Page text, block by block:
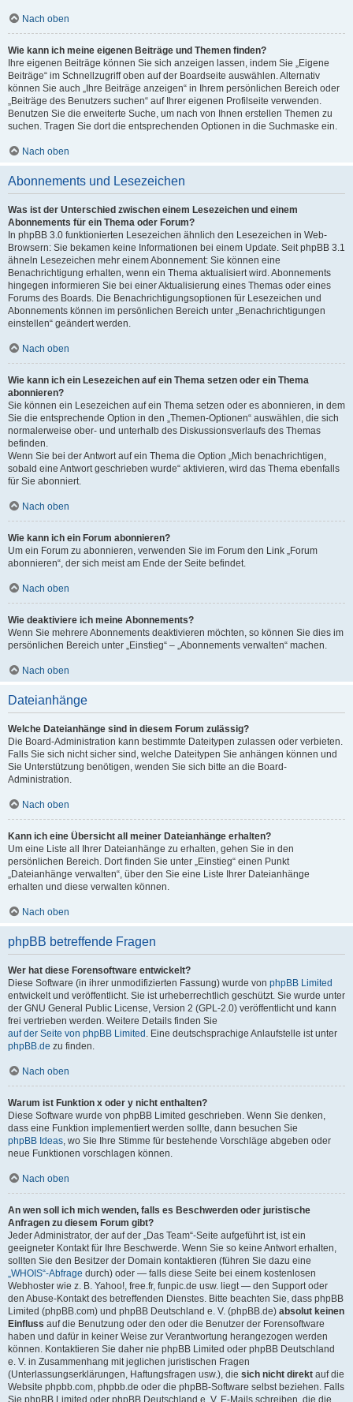
Nach oben
Wie kann ich meine eigenen Beiträge und Themen finden?
Ihre eigenen Beiträge können Sie sich anzeigen lassen, indem Sie „Eigene
Beiträge“ im Schnellzugriff oben auf der Boardseite auswählen. Alternativ
können Sie auch „Ihre Beiträge anzeigen“ in Ihrem persönlichen Bereich oder
„Beiträge des Benutzers suchen“ auf Ihrer eigenen Profilseite verwenden.
Benutzen Sie die erweiterte Suche, um nach von Ihnen erstellen Themen zu
suchen. Tragen Sie dort die entsprechenden Optionen in die Suchmaske ein.
Nach oben
Abonnements und Lesezeichen
Was ist der Unterschied zwischen einem Lesezeichen und einem
Abonnements für ein Thema oder Forum?
In phpBB 3.0 funktionierten Lesezeichen ähnlich den Lesezeichen in Web-
Browsern: Sie bekamen keine Informationen bei einem Update. Seit phpBB 3.1
ähneln Lesezeichen mehr einem Abonnement: Sie können eine
Benachrichtigung erhalten, wenn ein Thema aktualisiert wird. Abonnements
hingegen informieren Sie bei einer Aktualisierung eines Themas oder eines
Forums des Boards. Die Benachrichtigungsoptionen für Lesezeichen und
Abonnements können im persönlichen Bereich unter „Benachrichtigungen
einstellen“ geändert werden.
Nach oben
Wie kann ich ein Lesezeichen auf ein Thema setzen oder ein Thema
abonnieren?
Sie können ein Lesezeichen auf ein Thema setzen oder es abonnieren, in dem
Sie die entsprechende Option in den „Themen-Optionen“ auswählen, die sich
normalerweise ober- und unterhalb des Diskussionsverlaufs des Themas
befinden.
Wenn Sie bei der Antwort auf ein Thema die Option „Mich benachrichtigen,
sobald eine Antwort geschrieben wurde“ aktivieren, wird das Thema ebenfalls
für Sie abonniert.
Nach oben
Wie kann ich ein Forum abonnieren?
Um ein Forum zu abonnieren, verwenden Sie im Forum den Link „Forum
abonnieren“, der sich meist am Ende der Seite befindet.
Nach oben
Wie deaktiviere ich meine Abonnements?
Wenn Sie mehrere Abonnements deaktivieren möchten, so können Sie dies im
persönlichen Bereich unter „Einstieg“ – „Abonnements verwalten“ machen.
Nach oben
Dateianhänge
Welche Dateianhänge sind in diesem Forum zulässig?
Die Board-Administration kann bestimmte Dateitypen zulassen oder verbieten.
Falls Sie sich nicht sicher sind, welche Dateitypen Sie anhängen können und
Sie Unterstützung benötigen, wenden Sie sich bitte an die Board-
Administration.
Nach oben
Kann ich eine Übersicht all meiner Dateianhänge erhalten?
Um eine Liste all Ihrer Dateianhänge zu erhalten, gehen Sie in den
persönlichen Bereich. Dort finden Sie unter „Einstieg“ einen Punkt
„Dateianhänge verwalten“, über den Sie eine Liste Ihrer Dateianhänge
erhalten und diese verwalten können.
Nach oben
phpBB betreffende Fragen
Wer hat diese Forensoftware entwickelt?
Diese Software (in ihrer unmodifizierten Fassung) wurde von phpBB Limited
entwickelt und veröffentlicht. Sie ist urheberrechtlich geschützt. Sie wurde unter
der GNU General Public License, Version 2 (GPL-2.0) veröffentlicht und kann
frei vertrieben werden. Weitere Details finden Sie
auf der Seite von phpBB Limited . Eine deutschsprachige Anlaufstelle ist unter
phpBB.de zu finden.
Nach oben
Warum ist Funktion x oder y nicht enthalten?
Diese Software wurde von phpBB Limited geschrieben. Wenn Sie denken,
dass eine Funktion implementiert werden sollte, dann besuchen Sie
phpBB Ideas, wo Sie Ihre Stimme für bestehende Vorschläge abgeben oder
neue Funktionen vorschlagen können.
Nach oben
An wen soll ich mich wenden, falls es Beschwerden oder juristische
Anfragen zu diesem Forum gibt?
Jeder Administrator, der auf der „Das Team“-Seite aufgeführt ist, ist ein
geeigneter Kontakt für Ihre Beschwerde. Wenn Sie so keine Antwort erhalten,
sollten Sie den Besitzer der Domain kontaktieren (führen Sie dazu eine
„WHOIS“-Abfrage durch) oder — falls diese Seite bei einem kostenlosen
Webhoster wie z. B. Yahoo!, free.fr, funpic.de usw. liegt — den Support oder
den Abuse-Kontakt des betreffenden Dienstes. Bitte beachten Sie, dass phpBB
Limited (phpBB.com) und phpBB Deutschland e. V. (phpBB.de) absolut keinen
Einfluss auf die Benutzung oder den oder die Benutzer der Forensoftware
haben und dafür in keiner Weise zur Verantwortung herangezogen werden
können. Kontaktieren Sie daher nie phpBB Limited oder phpBB Deutschland
e. V. in Zusammenhang mit jeglichen juristischen Fragen
(Unterlassungserklärungen, Haftungsfragen usw.), die sich nicht direkt auf die
Website phpbb.com, phpbb.de oder die phpBB-Software selbst beziehen. Falls
Sie phpBB Limited oder phpBB Deutschland e. V. E-Mails schreiben, die die